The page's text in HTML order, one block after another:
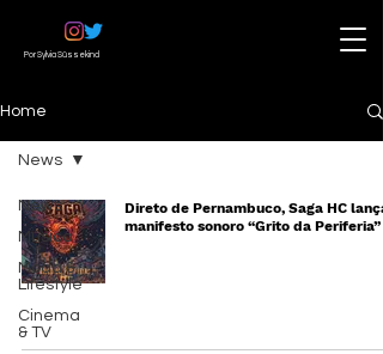
Por Sylvia Süssekind
Home
News
Música
Moda &
Lifestyle
Cinema
& TV
News
Direto de Pernambuco, Saga HC lança
manifesto sonoro “Grito da Periferia”